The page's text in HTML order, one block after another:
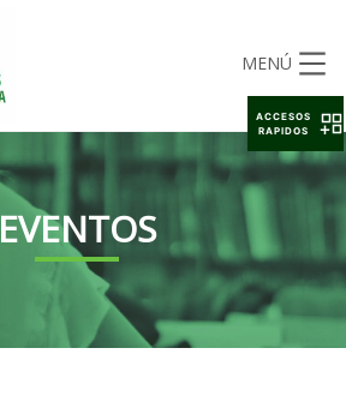
MENÚ
EVENTOS
ACCESOS
RAPIDOS